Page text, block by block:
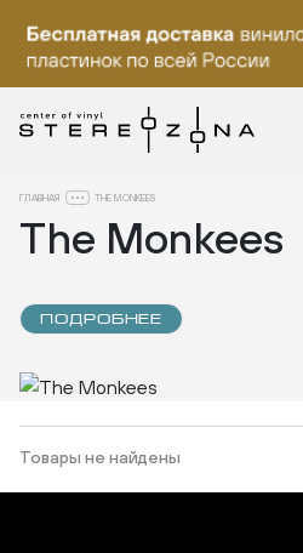
ГЛАВНАЯ THE MONKEES
The Monkees
ПОДРОБНЕЕ
Товары не найдены